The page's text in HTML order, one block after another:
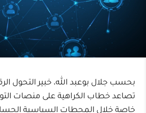
بحسب جلال بوعبد الله، خبير التحول
تصاعد خطاب الكراهية على منصات
خاصة خلال المحطات السياسية